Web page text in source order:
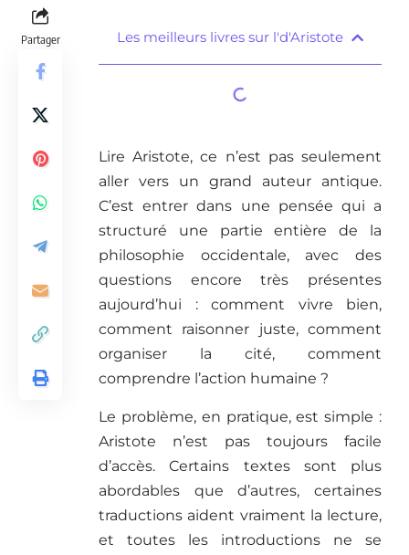
Partager Les meilleurs livres sur l'd'Aristote
Lire Aristote, ce n’est pas seulement
aller vers un grand auteur antique.
C’est entrer dans une pensée qui a
structuré une partie entière de la
philosophie occidentale, avec des
questions encore très présentes
aujourd’hui : comment vivre bien,
comment raisonner juste, comment
organiser la cité, comment
comprendre l’action humaine ?
Le problème, en pratique, est simple :
Aristote n’est pas toujours facile
d’accès. Certains textes sont plus
abordables que d’autres, certaines
traductions aident vraiment la lecture,
et toutes les introductions ne se